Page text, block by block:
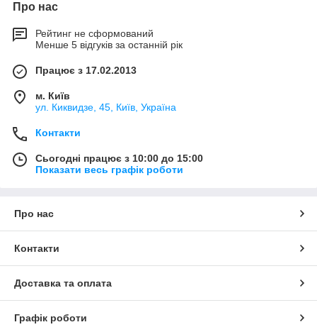
Про нас
Рейтинг не сформований
Менше 5 відгуків за останній рік
Працює з 17.02.2013
м. Київ
ул. Киквидзе, 45, Київ, Україна
Контакти
Сьогодні працює з 10:00 до 15:00
Показати весь графік роботи
Про нас
Контакти
Доставка та оплата
Графік роботи